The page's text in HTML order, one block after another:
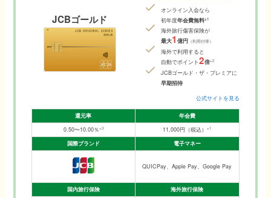
JCBゴールド
オンライン入会なら
初年度年会費無料※1
海外旅行傷害保険が
最大1 億円 （利用付帯）
海外で利用すると
自動でポイント2倍※2
JCBゴールド・ザ・プレミアに
早期招待
公式サイトを見る
還元率
年会費
0.50〜10.00％※3 11,000円（税込）※1
国際ブランド 電子マネー
QUICPay、Apple Pay、Google Pay
国内旅行保険
海外旅行保険